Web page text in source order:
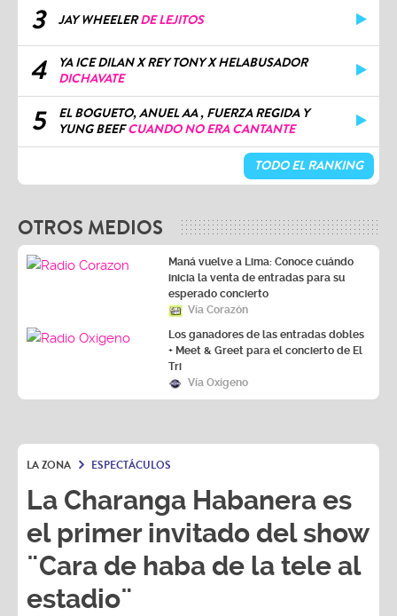
3 JAY WHEELERDE LEJITOS
4
YA ICE DILAN X REY TONY X HELABUSADOR
DICHAVATE
5
EL BOGUETO, ANUEL AA , FUERZA REGIDA Y
YUNG BEEFCUANDO NO ERA CANTANTE
TODO EL RANKING
OTROS MEDIOS
Maná vuelve a Lima: Conoce cuándo
inicia la venta de entradas para su
esperado concierto
Vía Corazón
Los ganadores de las entradas dobles
+ Meet & Greet para el concierto de El
Tri
Vía Oxígeno
LA ZONA ESPECTÁCULOS
La Charanga Habanera es
el primer invitado del show
¨Cara de haba de la tele al
estadio¨